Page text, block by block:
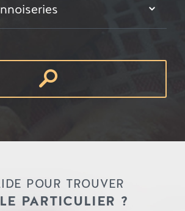
POUR TROUVER
PARTICULIER ?